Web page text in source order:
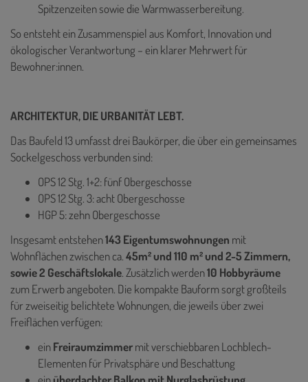
Spitzenzeiten sowie die Warmwasserbereitung.
So entsteht ein Zusammenspiel aus Komfort, Innovation und
ökologischer Verantwortung – ein klarer Mehrwert für
Bewohner:innen.
ARCHITEKTUR, DIE URBANITÄT LEBT.
Das Baufeld 13 umfasst drei Baukörper, die über ein gemeinsames
Sockelgeschoss verbunden sind:
OPS 12 Stg. 1+2: fünf Obergeschosse
OPS 12 Stg. 3: acht Obergeschosse
HGP 5: zehn Obergeschosse
Insgesamt entstehen143 Eigentumswohnungen mit
Wohnflächen zwischen ca.45m² und 110 m² und 2-5 Zimmern,
sowie 2 Geschäftslokale. Zusätzlich werden10 Hobbyräume
zum Erwerb angeboten. Die kompakte Bauform sorgt großteils
für zweiseitig belichtete Wohnungen, die jeweils über zwei
Freiflächen verfügen:
einFreiraumzimmermit verschiebbaren Lochblech-
Elementen für Privatsphäre und Beschattung